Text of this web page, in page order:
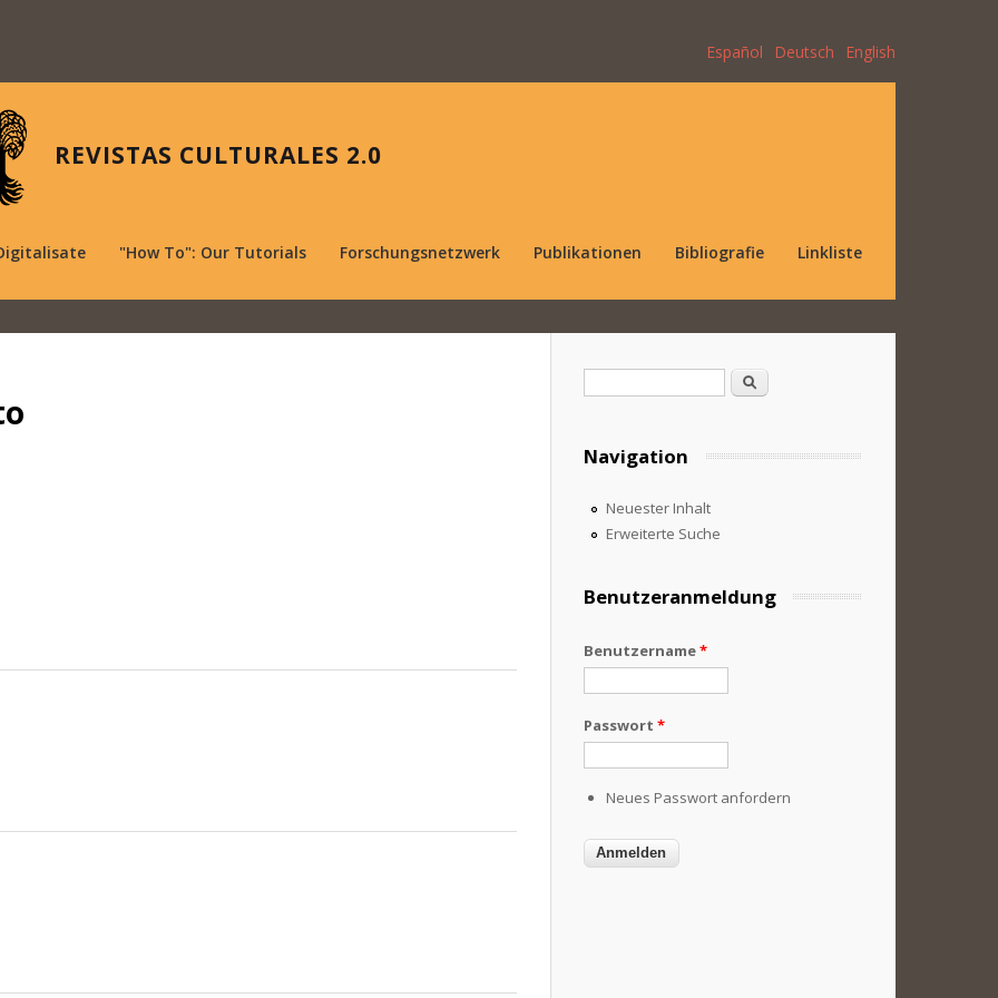
Español Deutsch English
REVISTAS CULTURALES 2.0
"How To": Our Tutorials Forschungsnetzwerk Publikationen Bibliografie Linkliste
Suche
Navigation
Neuester Inhalt
Erweiterte Suche
Benutzeranmeldung
Benutzername*
Passwort *
Neues Passwort anfordern